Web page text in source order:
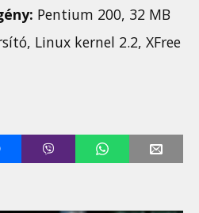
Pentium 200, 32 MB
Linux kernel 2.2, XFree